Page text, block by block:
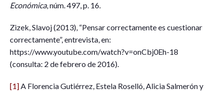
Económica, núm. 497, p. 16.
Zizek, Slavoj (2013), “Pensar correctamente es cuestionar
correctamente”, entrevista, en:
https://www.youtube.com/watch?v=onCbj0Eh-18
(consulta: 2 de febrero de 2016).
[1]A Florencia Gutiérrez, Estela Roselló, Alicia Salmerón y